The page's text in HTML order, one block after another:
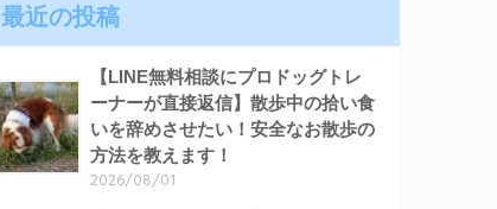
最近の投稿
【LINE無料相談にプロドッグトレ
ーナーが直接返信】散歩中の拾い食
いを辞めさせたい！安全なお散歩の
方法を教えます！
2026/08/01